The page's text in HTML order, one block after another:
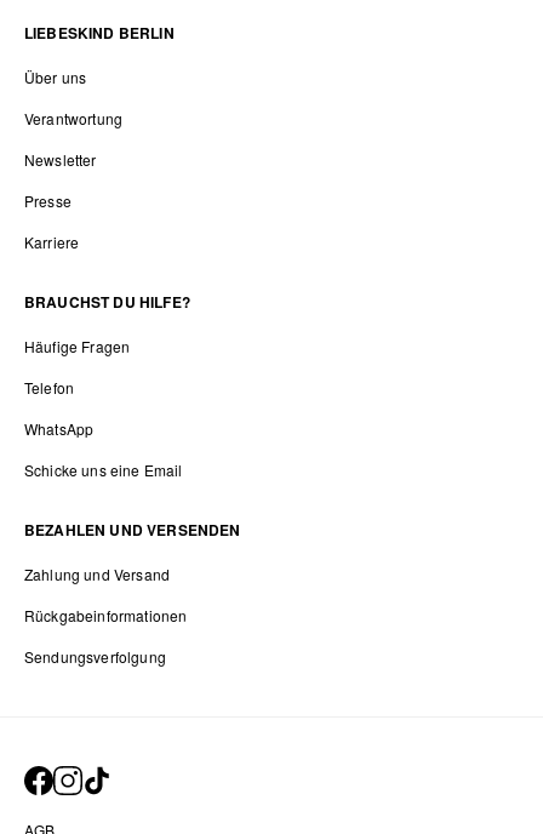
LIEBESKIND BERLIN
Über uns
Verantwortung
Newsletter
Presse
Karriere
BRAUCHST DU HILFE?
Häufige Fragen
Telefon
WhatsApp
Schicke uns eine Email
BEZAHLEN UND VERSENDEN
Zahlung und Versand
Rückgabeinformationen
Sendungsverfolgung
AGB